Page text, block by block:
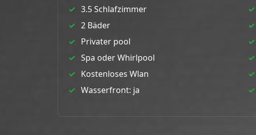
3.5 Schlafzimmer
2 Bäder
Privater pool
Spa oder Whirlpool
Kostenloses Wlan
Wasserfront: ja